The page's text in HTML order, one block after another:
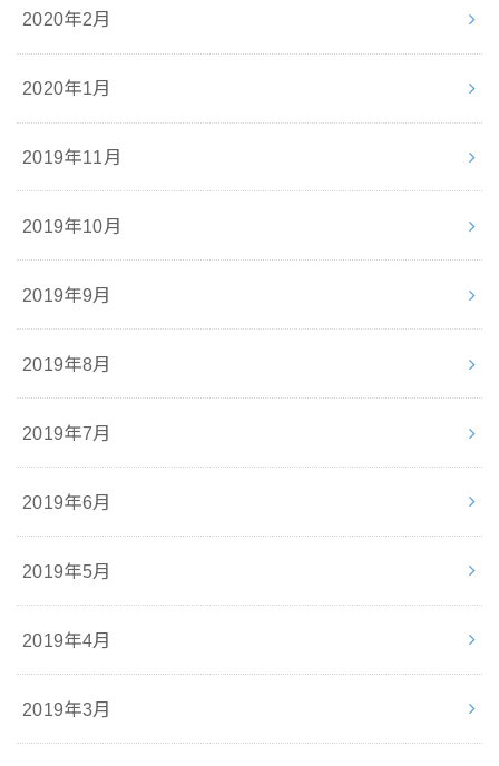
2020年2月
2020年1月
2019年11月
2019年10月
2019年9月
2019年8月
2019年7月
2019年6月
2019年5月
2019年4月
2019年3月